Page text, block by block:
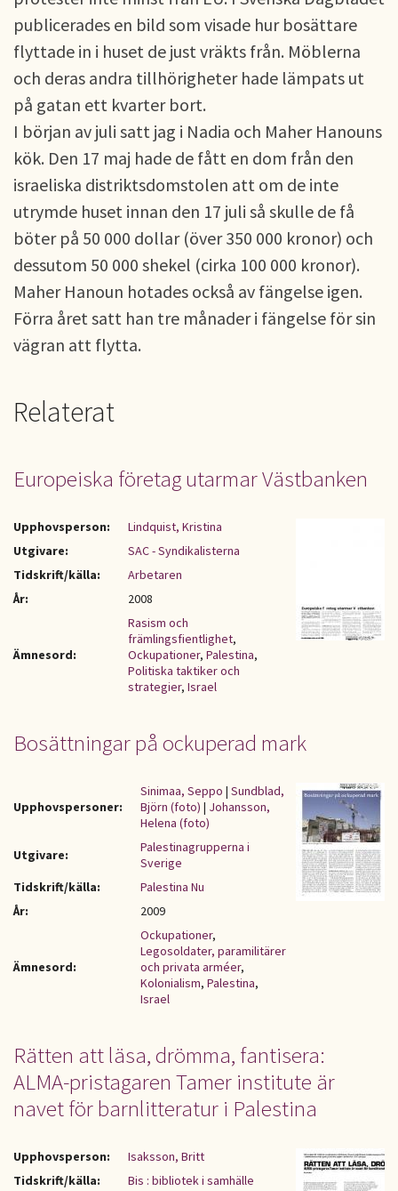
publicerades en bild som visade hur bosättare
flyttade in i huset de just vräkts från. Möblerna
och deras andra tillhörigheter hade lämpats ut
på gatan ett kvarter bort.
I början av juli satt jag i Nadia och Maher Hanouns
kök. Den 17 maj hade de fått en dom från den
israeliska distriktsdomstolen att om de inte
utrymde huset innan den 17 juli så skulle de få
böter på 50 000 dollar (över 350 000 kronor) och
dessutom 50 000 shekel (cirka 100 000 kronor).
Maher Hanoun hotades också av fängelse igen.
Förra året satt han tre månader i fängelse för sin
vägran att flytta.
Relaterat
Europeiska företag utarmar Västbanken
Upphovsperson:
Lindquist, Kristina
Utgivare:
SAC - Syndikalisterna
Tidskrift/källa:
Arbetaren
År:
2008
Ämnesord:
Rasism och
främlingsfientlighet,
Ockupationer, Palestina,
Politiska taktiker och
strategier, Israel
Bosättningar på ockuperad mark
Upphovspersoner:
Sinimaa, Seppo | Sundblad,
Björn (foto) | Johansson,
Helena (foto)
Utgivare:
Palestinagrupperna i
Sverige
Tidskrift/källa:
Palestina Nu
År:
2009
Ämnesord:
Ockupationer,
Legosoldater, paramilitärer
och privata arméer,
Kolonialism, Palestina,
Israel
Rätten att läsa, drömma, fantisera:
ALMA-pristagaren Tamer institute är
navet för barnlitteratur i Palestina
Upphovsperson:
Isaksson, Britt
Tidskrift/källa:
Bis : bibliotek i samhälle